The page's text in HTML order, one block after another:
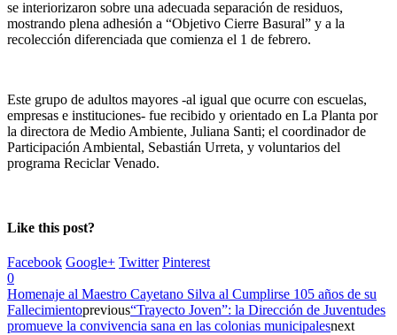
se interiorizaron sobre una adecuada separación de residuos,
mostrando plena adhesión a “Objetivo Cierre Basural” y a la
recolección diferenciada que comienza el 1 de febrero.
Este grupo de adultos mayores -al igual que ocurre con escuelas,
empresas e instituciones- fue recibido y orientado en La Planta por
la directora de Medio Ambiente, Juliana Santi; el coordinador de
Participación Ambiental, Sebastián Urreta, y voluntarios del
programa Reciclar Venado.
Like this post?
Facebook Google+ Twitter Pinterest
0
Homenaje al Maestro Cayetano Silva al Cumplirse 105 años de su
Fallecimientoprevious“Trayecto Joven”: la Dirección de Juventudes
promueve la convivencia sana en las colonias municipalesnext